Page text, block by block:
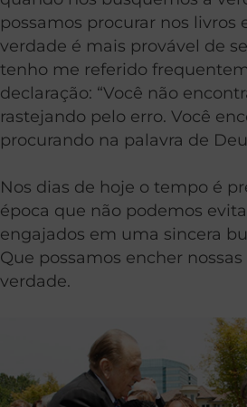
possamos procurar nos livros
verdade é mais provável de
tenho me referido
declaração: “Você não
rastejando pelo erro. Você
procurando na palavra de
Nos dias de hoje o tempo é
época que não podemos
engajados em uma sincera
Que possamos encher
verdade.